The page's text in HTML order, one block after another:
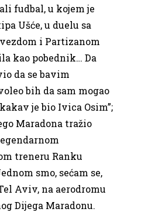
fudbal, u kojem je
Ušće, u duelu sa
i Partizanom
kao pobednik… Da
da se bavim
bih da sam mogao
je bio Ivica Osim”;
Maradona tražio
treneru Ranku
smo, sećam se,
Aviv, na aerodromu
Dijega Maradonu.